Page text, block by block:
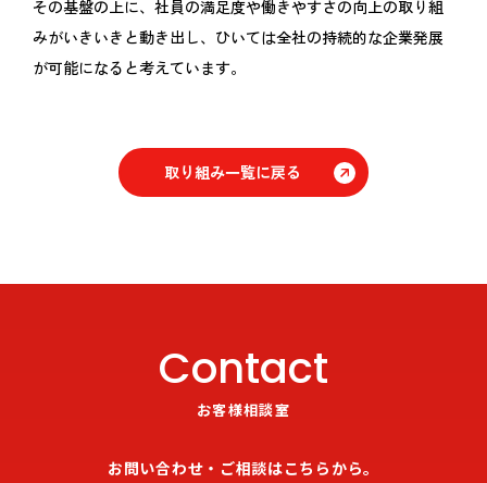
その基盤の上に、社員の満足度や働きやすさの向上の取り組
みがいきいきと動き出し、ひいては全社の持続的な企業発展
が可能になると考えています。
取り組み一覧に戻る
Contact
お客様相談室
お問い合わせ・ご相談はこちらから。